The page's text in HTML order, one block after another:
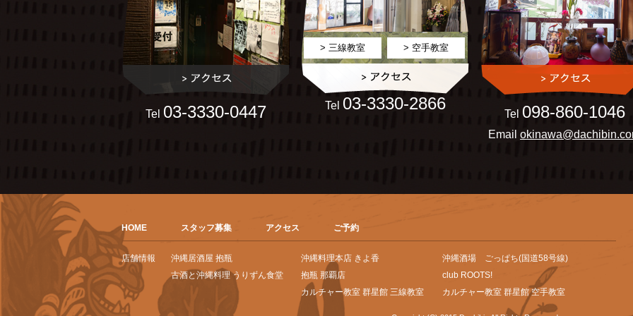
Tel 03-3330-0447
> 三線教室 > 空手教室
Tel 03-3330-2866
Tel 098-860-1046
Email
HOME スタッフ募集 アクセス ご予約
店舗情報 沖縄居酒屋 抱瓶 沖縄料理本店 きよ香
沖縄酒場 ごっぱち(国道58号線)
古酒と沖縄料理 うりずん食堂
抱瓶 那覇店
club ROOTS!
カルチャー教室 群星館 三線教室
カルチャー教室 群星館 空手教室